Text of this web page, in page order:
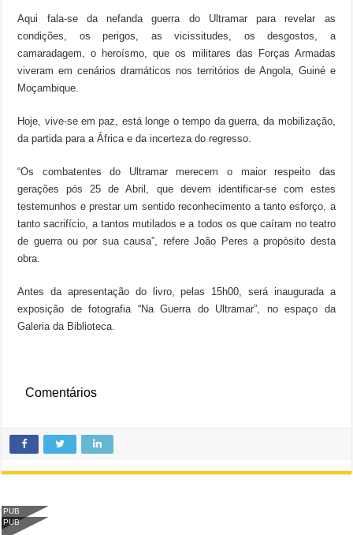
Aqui fala-se da nefanda guerra do Ultramar para revelar as
condições, os perigos, as vicissitudes, os desgostos, a
camaradagem, o heroísmo, que os militares das Forças Armadas
viveram em cenários dramáticos nos territórios de Angola, Guiné e
Moçambique.
Hoje, vive-se em paz, está longe o tempo da guerra, da mobilização,
da partida para a África e da incerteza do regresso.
“Os combatentes do Ultramar merecem o maior respeito das
gerações pós 25 de Abril, que devem identificar-se com estes
testemunhos e prestar um sentido reconhecimento a tanto esforço, a
tanto sacrifício, a tantos mutilados e a todos os que caíram no teatro
de guerra ou por sua causa”, refere João Peres a propósito desta
obra.
Antes da apresentação do livro, pelas 15h00, será inaugurada a
exposição de fotografia “Na Guerra do Ultramar”, no espaço da
Galeria da Biblioteca.
Comentários
PUB
PUB